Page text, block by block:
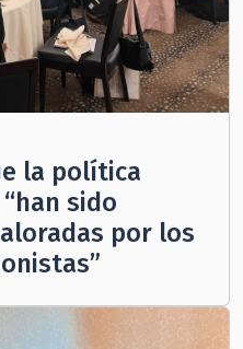
la política
sido
por los